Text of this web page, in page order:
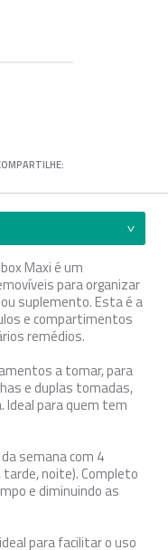
Maxi é um
para organizar
suplemento. Esta é a
e compartimentos
remédios.
a tomar, para
e duplas tomadas,
Ideal para quem tem
semana com 4
noite). Completo
e diminuindo as
para facilitar o uso